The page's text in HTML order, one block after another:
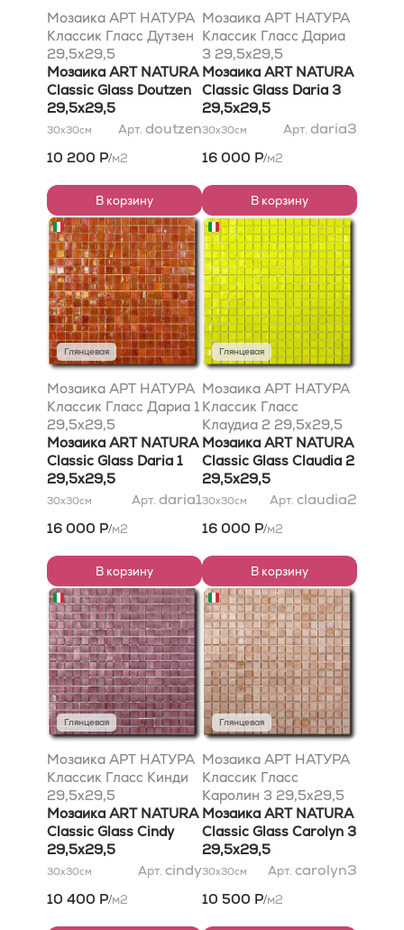
Мозаика АРТ НАТУРА
Классик Гласс Дутзен
29,5x29,5
Мозаика ART NATURA
Classic Glass Doutzen
29,5x29,5
30x30см Арт. doutzen
10 200 Р/м2
В корзину
Мозаика АРТ НАТУРА
Классик Гласс Дариа
3 29,5x29,5
Мозаика ART NATURA
Classic Glass Daria 3
29,5x29,5
30x30см Арт. daria3
16 000 Р/м2
В корзину
Глянцевая
Мозаика АРТ НАТУРА
Классик Гласс Дариа 1
29,5x29,5
Мозаика ART NATURA
Classic Glass Daria 1
29,5x29,5
30x30см Арт. daria1
16 000 Р/м2
В корзину
Глянцевая
Мозаика АРТ НАТУРА
Классик Гласс
Клаудиа 2 29,5x29,5
Мозаика ART NATURA
Classic Glass Claudia 2
29,5x29,5
30x30см Арт. claudia2
16 000 Р/м2
В корзину
Глянцевая
Мозаика АРТ НАТУРА
Классик Гласс Кинди
29,5x29,5
Мозаика ART NATURA
Classic Glass Cindy
29,5x29,5
30x30см Арт. cindy
10 400 Р/м2
Глянцевая
Мозаика АРТ НАТУРА
Классик Гласс
Каролин 3 29,5x29,5
Мозаика ART NATURA
Classic Glass Carolyn 3
29,5x29,5
30x30см Арт. carolyn3
10 500 Р/м2